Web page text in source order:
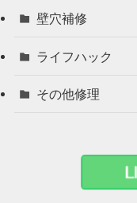
壁穴補修
ライフハック
その他修理